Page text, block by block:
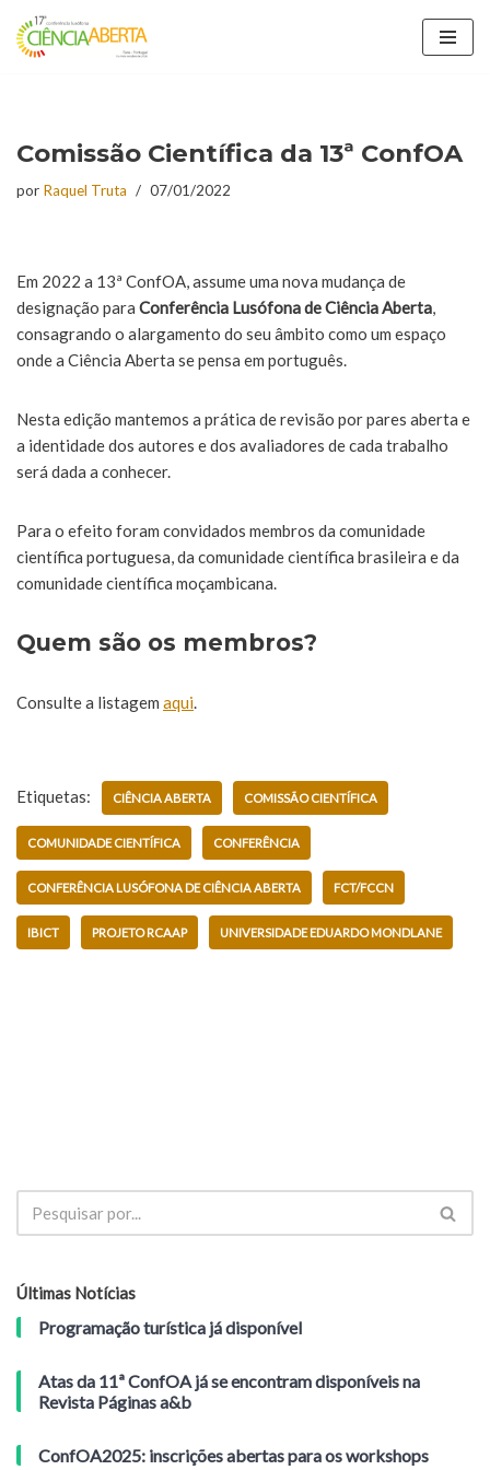
Avançar
Comissão Científica da 13ª ConfOA
por Raquel Truta 07/01/2022
Em 2022 a 13ª ConfOA, assume uma nova mudança de
designação para Conferência Lusófona de Ciência Aberta,
consagrando o alargamento do seu âmbito como um espaço
onde a Ciência Aberta se pensa em português.
Nesta edição mantemos a prática de revisão por pares aberta e
a identidade dos autores e dos avaliadores de cada trabalho
será dada a conhecer.
Para o efeito foram convidados membros da comunidade
científica portuguesa, da comunidade científica brasileira e da
comunidade científica moçambicana.
Quem são os membros?
Consulte a listagem aqui.
Etiquetas: CIÊNCIA ABERTA COMISSÃO CIENTÍFICA
COMUNIDADE CIENTÍFICA CONFERÊNCIA
CONFERÊNCIA LUSÓFONA DE CIÊNCIA ABERTA FCT/FCCN
IBICT PROJETO RCAAP UNIVERSIDADE EDUARDO MONDLANE
Últimas Notícias
Programação turística já disponível
Atas da 11ª ConfOA já se encontram disponíveis na
Revista Páginas a&b
ConfOA2025: inscrições abertas para os workshops